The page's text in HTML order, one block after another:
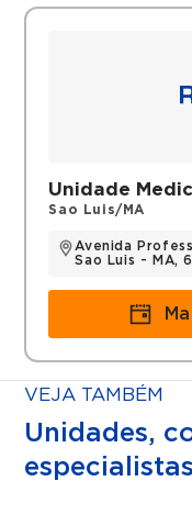
Unidade
Sao Luis/MA
Avenida
Sao Luis - MA,
VEJA TAMBÉM
Unidades,